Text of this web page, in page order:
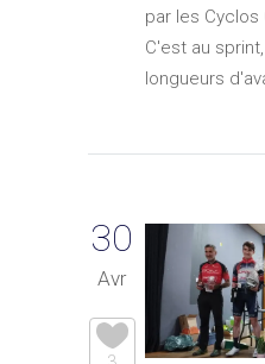
par les Cyclos
C'est au
longueurs
30
Avr